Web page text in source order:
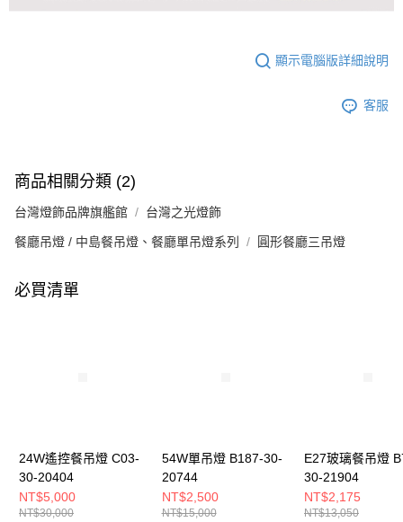
顯示電腦版詳細說明
客服
商品相關分類 (2)
台灣燈飾品牌旗艦館 台灣之光燈飾
餐廳吊燈 / 中島餐吊燈、餐廳單吊燈系列 圓形餐廳三吊燈
必買清單
24W遙控餐吊燈 C03-
30-20404
NT$5,000
NT$30,000
54W單吊燈 B187-30-
20744
NT$2,500
NT$15,000
E27玻璃餐吊燈
30-21904
NT$2,175
NT$13,050